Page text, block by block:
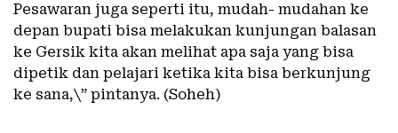
Pesawaran juga seperti itu, mudah- mudahan ke
depan bupati bisa melakukan kunjungan balasan
ke Gersik kita akan melihat apa saja yang bisa
dipetik dan pelajari ketika kita bisa berkunjung
ke sana,\” pintanya. (Soheh)